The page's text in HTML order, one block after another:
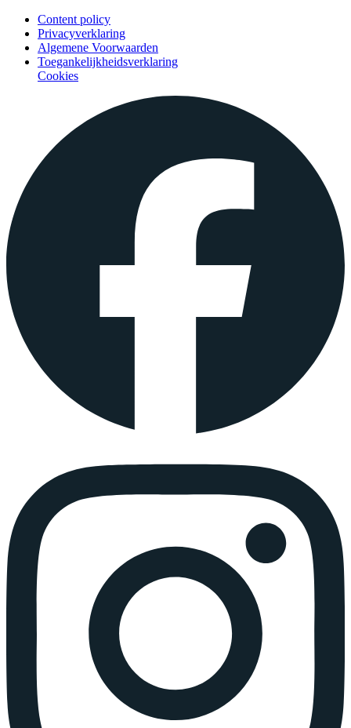
Content policy
Privacyverklaring
Algemene Voorwaarden
Toegankelijkheidsverklaring
Cookies